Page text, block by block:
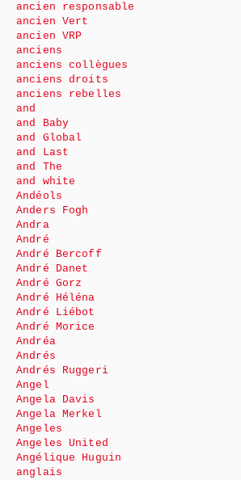
ancien responsable
ancien Vert
ancien VRP
anciens
anciens collègues
anciens droits
anciens rebelles
and
and Baby
and Global
and Last
and The
and white
Andéols
Anders Fogh
Andra
André
André Bercoff
André Danet
André Gorz
André Héléna
André Liébot
André Morice
Andréa
Andrés
Andrés Ruggeri
Angel
Angela Davis
Angela Merkel
Angeles
Angeles United
Angélique Huguin
anglais